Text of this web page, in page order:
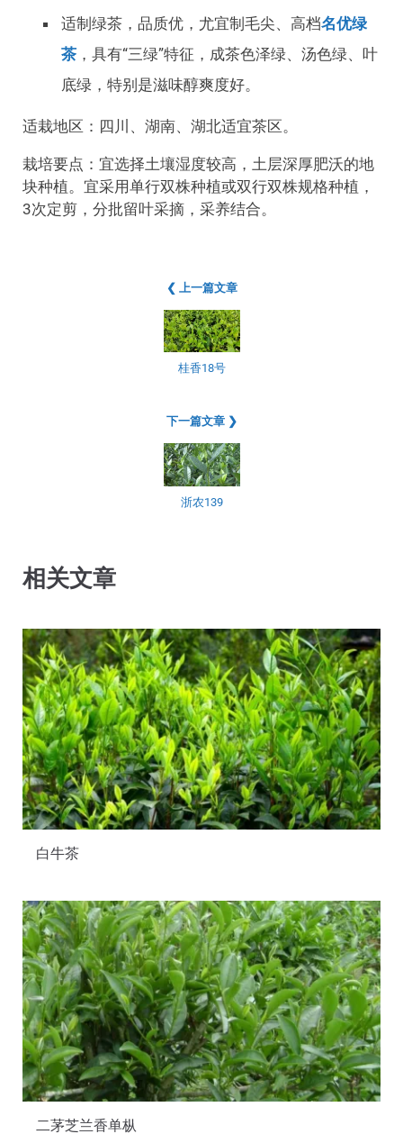
适制绿茶，品质优，尤宜制毛尖、高档名优绿
茶 ，具有“三绿”特征，成茶色泽绿、汤色绿、叶
底绿，特别是滋味醇爽度好。
适栽地区：四川、湖南、湖北适宜茶区。
栽培要点：宜选择土壤湿度较高，土层深厚肥沃的地
块种植。宜采用单行双株种植或双行双株规格种植，
3次定剪，分批留叶采摘，采养结合。
❮ 上一篇文章
桂香18号
下一篇文章 ❯
浙农139
相关文章
白牛茶
二茅芝兰香单枞